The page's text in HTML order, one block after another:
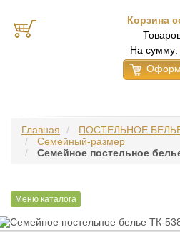
Корзина
На сумму:
Главная
ПОСТЕЛЬНОЕ
Семейный-размер
Семейное постельное
Меню каталога